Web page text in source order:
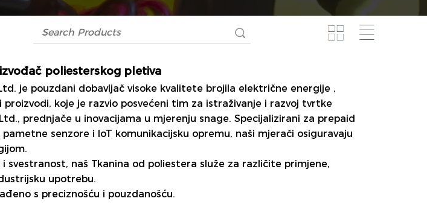
poliesterskog pletiva
je pouzdani dobavljač visoke kvalitete brojila električne energije ,
proizvodi, koje je razvio posvećeni tim za istraživanje i razvoj tvrtke
prednjače u inovacijama u mjerenju snage. Specijalizirani za prepaid
senzore i IoT komunikacijsku opremu, naši mjerači osiguravaju
svestranost, naš Tkanina od poliesterasluže za različite primjene,
upotrebu.
s preciznošću i pouzdanošću.